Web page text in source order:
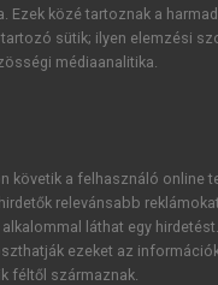
tomográfia
gamma-
hexametil-
gamma-
(pl.123I)
Ezek közé tartoznak a
sütik; ilyen elemzési
médiaanalitika.
követik a felhasználó online
relevánsabb
láthat egy
ezeket az
féltől származnak.